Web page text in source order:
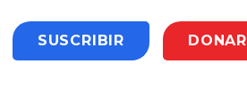
SUSCRIBIR DONAR